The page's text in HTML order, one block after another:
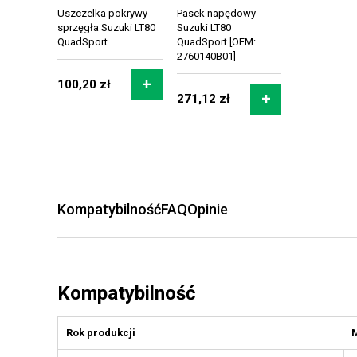
Uszczelka pokrywy
sprzęgła Suzuki LT80
QuadSport...
100,20 zł
Pasek napędowy
Suzuki LT80
QuadSport [OEM:
2760140B01]
271,12 zł
KompatybilnośćFAQOpinie
Kompatybilność
Rok produkcji